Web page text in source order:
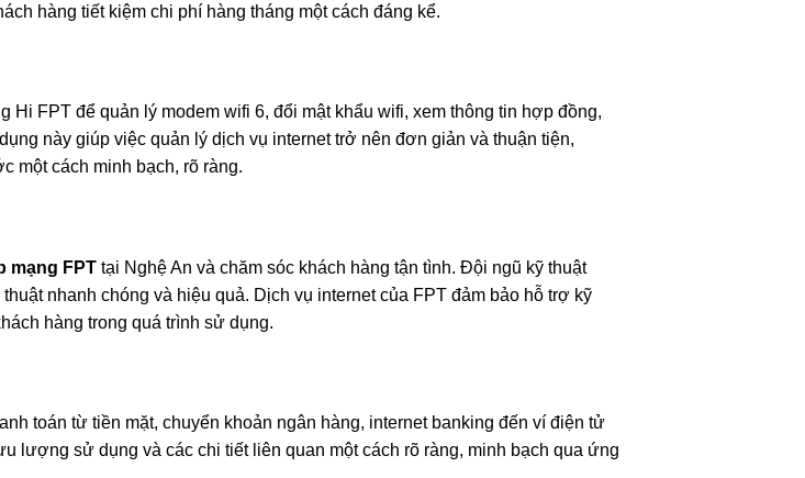
hàng tiết kiệm chi phí hàng tháng một cách đáng kể.
Hi FPT để quản lý modem wifi 6, đổi mật khẩu wifi, xem thông tin hợp đồng,
này giúp việc quản lý dịch vụ internet trở nên đơn giản và thuận tiện,
một cách minh bạch, rõ ràng.
mạng FPT tại Nghệ An và chăm sóc khách hàng tận tình. Đội ngũ kỹ thuật
nhanh chóng và hiệu quả. Dịch vụ internet của FPT đảm bảo hỗ trợ kỹ
hàng trong quá trình sử dụng.
toán từ tiền mặt, chuyển khoản ngân hàng, internet banking đến ví điện tử
lượng sử dụng và các chi tiết liên quan một cách rõ ràng, minh bạch qua ứng